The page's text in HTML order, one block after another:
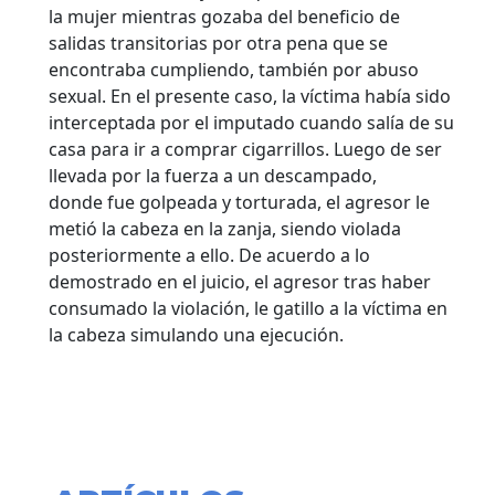
la mujer mientras gozaba del beneficio de
salidas transitorias por otra pena que se
encontraba cumpliendo, también por abuso
sexual. En el presente caso, la víctima había sido
interceptada por el imputado cuando salía de su
casa para ir a comprar cigarrillos. Luego de ser
llevada por la fuerza a un descampado,
donde fue golpeada y torturada, el agresor le
metió la cabeza en la zanja, siendo violada
posteriormente a ello. De acuerdo a lo
demostrado en el juicio, el agresor tras haber
consumado la violación, le gatillo a la víctima en
la cabeza simulando una ejecución.